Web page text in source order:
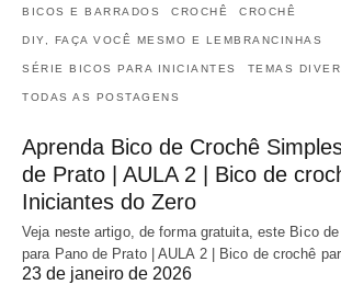
BICOS E BARRADOS CROCHÊ CROCHÊ
DIY, FAÇA VOCÊ MESMO E LEMBRANCINHAS
SÉRIE BICOS PARA INICIANTES TEMAS
TODAS AS POSTAGENS
Aprenda Bico de Crochê
de Prato | AULA 2 | Bico de
Iniciantes do Zero
Veja neste artigo, de forma gratuita, este Bico
para Pano de Prato | AULA 2 | Bico de crochê
23 de janeiro de 2026